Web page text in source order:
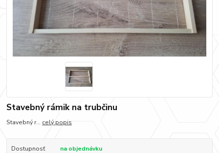
Stavebný rámik na trubčinu
Stavebný r... celý popis
Dostupnosť
na objednávku